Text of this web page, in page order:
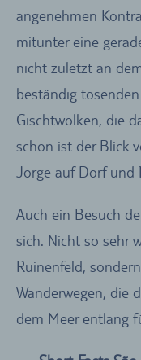
angenehmen
mitunter eine
nicht zuletzt an
beständig
Gischtwolken, die
schön ist der Blick
Jorge auf Dorf und
Auch ein Besuch
sich. Nicht so sehr
Ruinenfeld,
Wanderwegen, die
dem Meer entlang